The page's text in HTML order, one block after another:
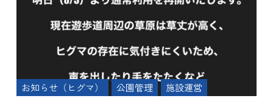
お知らせ（ヒグマ） 公園管理 施設運営